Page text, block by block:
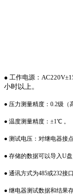
● 工作电源：
小时以上。
● 压力测量精度：0.2级（
● 温度测量精度：±1℃ 。
● 测试电压：对继电器接
● 存储的数据可以导入U盘
● 通讯方式为485或232接口
● 继电器测试数据和结果